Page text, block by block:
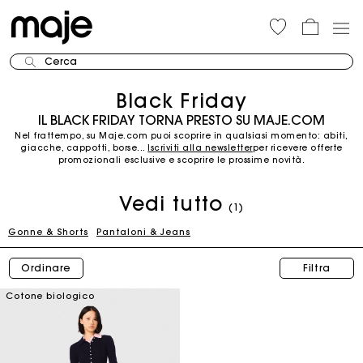
Cerca
Black Friday
IL BLACK FRIDAY TORNA PRESTO SU MAJE.COM
Nel frattempo, su Maje.com puoi scoprire in qualsiasi momento: abiti,
giacche, cappotti, borse...Iscriviti alla newsletterper ricevere offerte
promozionali esclusive e scoprire le prossime novità.
Vedi tutto (1)
Gonne & Shorts Pantaloni & Jeans
Ordinare Filtra
Cotone biologico